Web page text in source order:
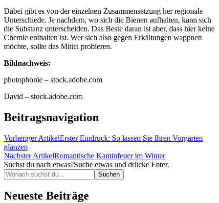
Dabei gibt es von der einzelnen Zusammensetzung her regionale
Unterschiede. Je nachdem, wo sich die Bienen aufhalten, kann sich
die Substanz unterscheiden. Das Beste daran ist aber, dass hier keine
Chemie enthalten ist. Wer sich also gegen Erkältungen wappnen
möchte, sollte das Mittel probieren.
Bildnachweis:
photophonie – stock.adobe.com
David – stock.adobe.com
Beitragsnavigation
Vorheriger ArtikelErster Eindruck: So lassen Sie Ihren Vorgarten
glänzen
Nächster ArtikelRomantische Kaminfeuer im Winter
Suchst du nach etwas?Suche etwas und drücke Enter.
Neueste Beiträge